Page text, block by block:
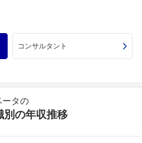
コンサルタント
ータの
別の年収推移